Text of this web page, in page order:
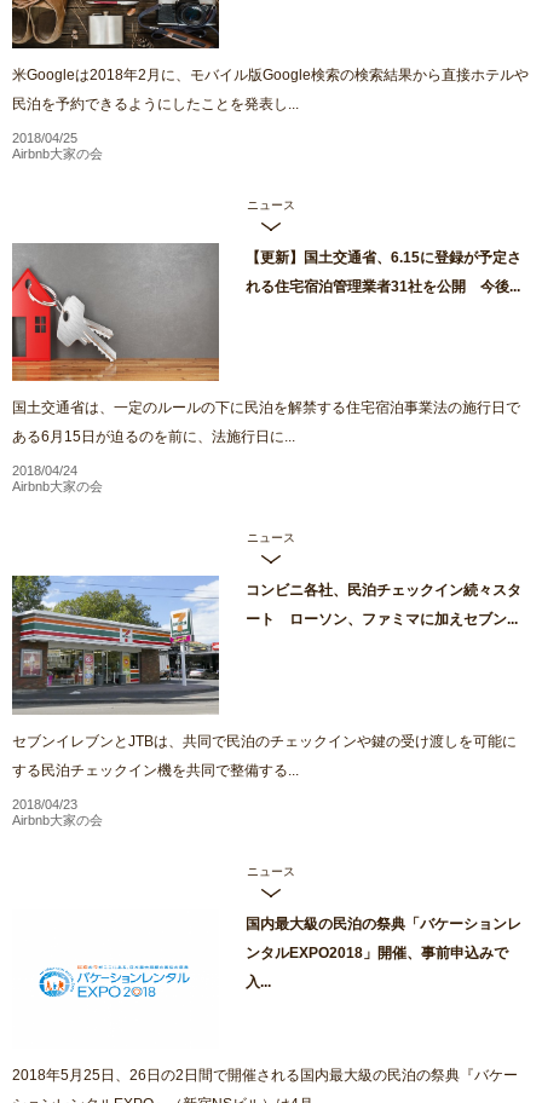
米Googleは2018年2月に、モバイル版Google検索の検索結果から直接ホテルや
民泊を予約できるようにしたことを発表し...
2018/04/25
Airbnb大家の会
ニュース
【更新】国土交通省、6.15に登録が予定さ
れる住宅宿泊管理業者31社を公開 今後...
国土交通省は、一定のルールの下に民泊を解禁する住宅宿泊事業法の施行日で
ある6月15日が迫るのを前に、法施行日に...
2018/04/24
Airbnb大家の会
ニュース
コンビニ各社、民泊チェックイン続々スタ
ート ローソン、ファミマに加えセブン...
セブンイレブンとJTBは、共同で民泊のチェックインや鍵の受け渡しを可能に
する民泊チェックイン機を共同で整備する...
2018/04/23
Airbnb大家の会
ニュース
国内最大級の民泊の祭典「バケーションレ
ンタルEXPO2018」開催、事前申込みで
入...
2018年5月25日、26日の2日間で開催される国内最大級の民泊の祭典『バケー